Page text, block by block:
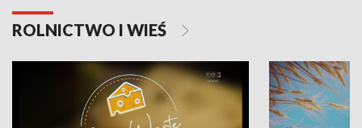
ROLNICTWO I WIEŚ